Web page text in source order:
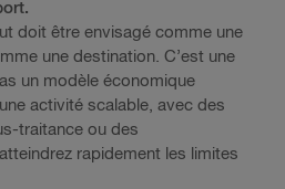
doit être envisagé comme une
une destination. C’est une
un modèle économique
activité scalable, avec des
traitance ou des
rapidement les limites